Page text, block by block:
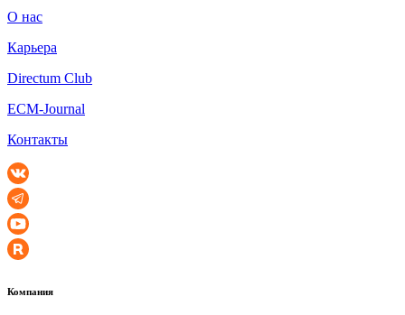
О нас
Карьера
Directum Club
ECM-Journal
Контакты
Компания